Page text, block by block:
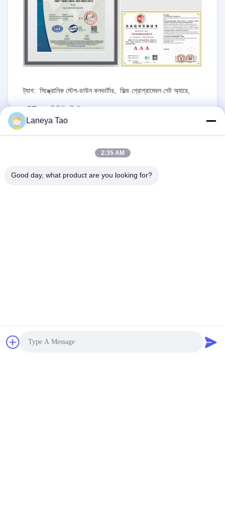
ট্যাগ: সিঙ্ক্রোনিক স্টেপ-ডাউন কনভার্টার ফিল্ড প্রোগ্রামেবল গেট অ্যারে
RT৮০৭৭জিকিউডব্লিউ
RFQ পাঠান
Laneya Tao
2:35 AM
Good day, what product are you looking for?